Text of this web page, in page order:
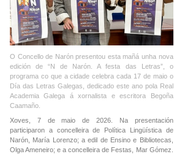
O Concello de Narón presentou esta mañá unha nova
edición de “N de Narón. A festa das Letras”, o
programa co que a cidade celebra cada 17 de maio o
Día das Letras Galegas, dedicado este ano pola Real
Academia Galega á xornalista e escritora Begoña
Caamaño.
Xoves, 7 de maio de 2026. Na presentación
participaron a concelleira de Política Lingüística de
Narón, María Lorenzo; a edil de Ensino e Bibliotecas,
Olga Ameneiro; e a concelleira de Festas, Mar Gómez.